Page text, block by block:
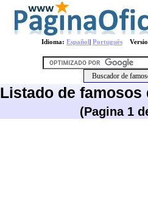
Idioma: Español| Português
Listado de famosos
(Pagina 1